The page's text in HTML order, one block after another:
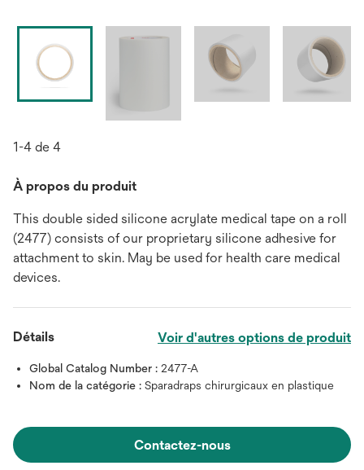
1-4 de 4
À propos du produit
This double sided silicone acrylate medical tape on a roll
(2477) consists of our proprietary silicone adhesive for
attachment to skin. May be used for health care medical
devices.
Détails Voir d'autres options de produit
Global Catalog Number : 2477-A
Nom de la catégorie : Sparadraps chirurgicaux en plastique
Contactez-nous